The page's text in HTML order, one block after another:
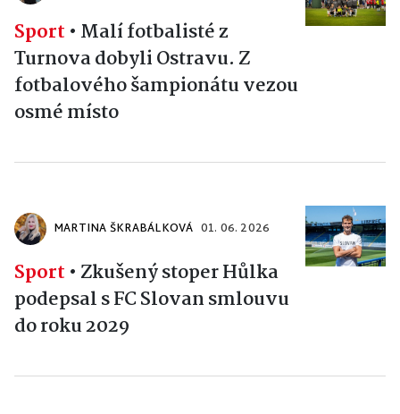
Sport • Malí fotbalisté z
Turnova dobyli Ostravu. Z
fotbalového šampionátu vezou
osmé místo
MARTINA ŠKRABÁLKOVÁ 01. 06. 2026
Sport • Zkušený stoper Hůlka
podepsal s FC Slovan smlouvu
do roku 2029